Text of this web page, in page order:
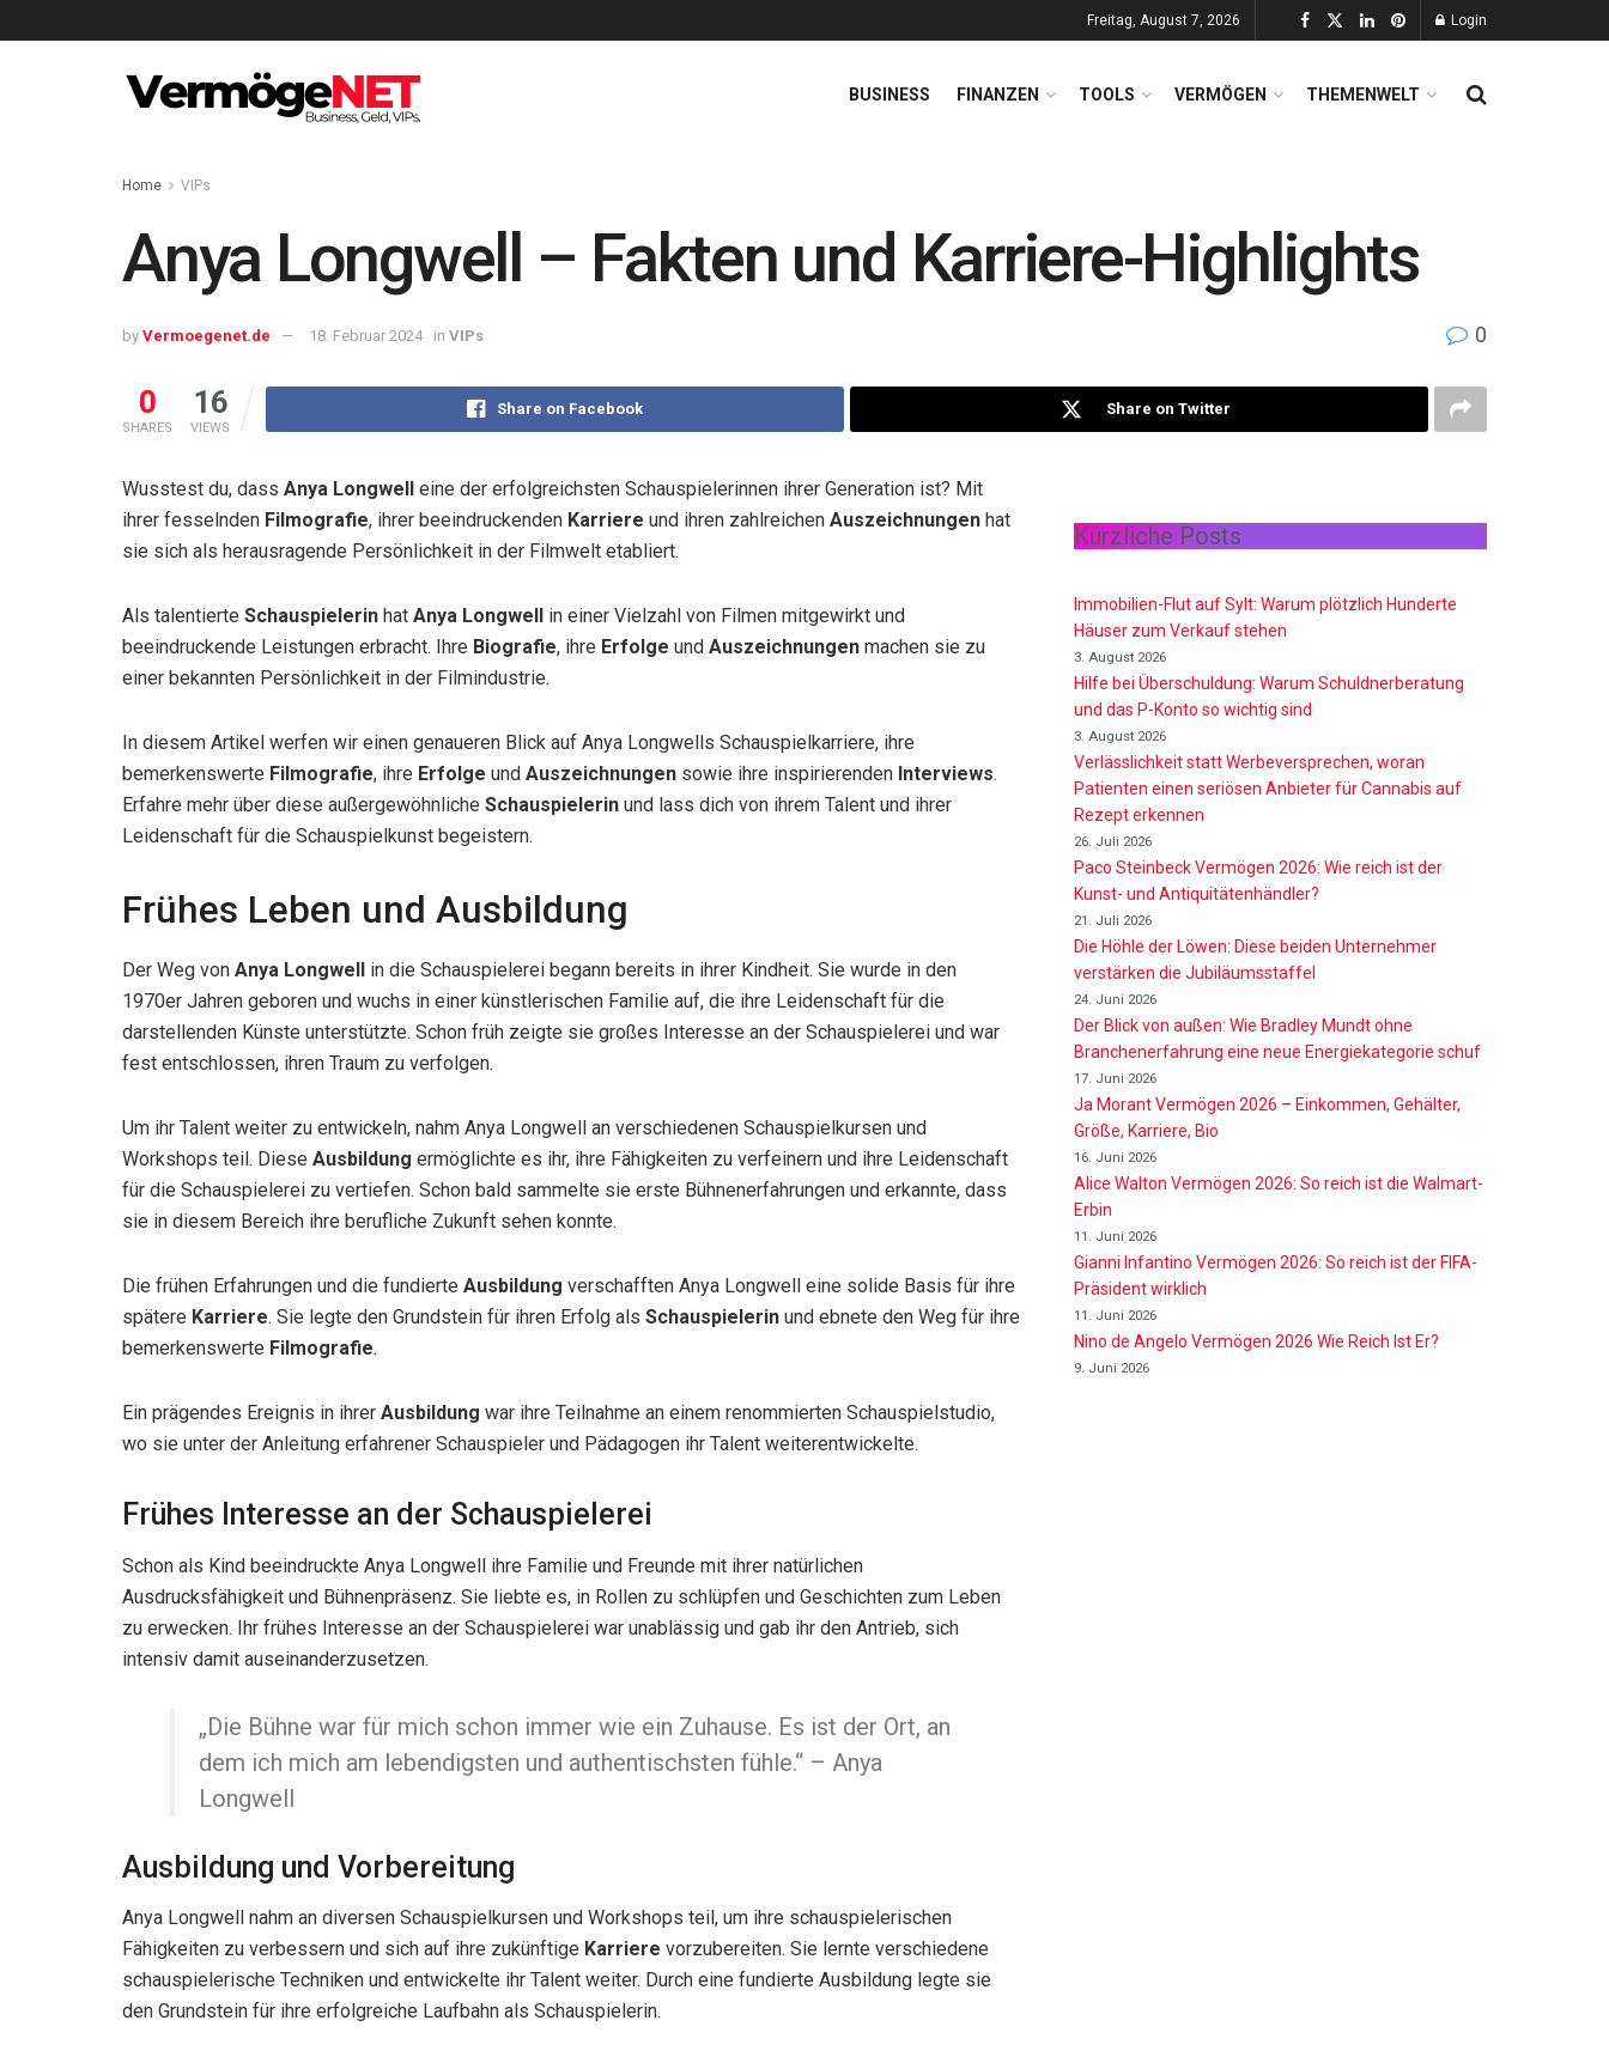
Freitag, August 7, 2026 Login
BUSINESS FINANZEN TOOLS VERMÖGEN THEMENWELT
Home VIPs
Anya Longwell – Fakten und Karriere-Highlights
by Vermoegenet.de 18. Februar 2024 in VIPs 0
0
SHARES
16
VIEWS
Share on Facebook Share on Twitter
Wusstest du, dass Anya Longwell
eine der erfolgreichsten Schauspielerinnen ihrer Generation ist? Mit
ihrer fesselnden Filmografie, ihrer beeindruckenden Karriere und ihren zahlreichen Auszeichnungen hat
sie sich als herausragende Persönlichkeit in der Filmwelt etabliert.
Als talentierte Schauspielerin hat Anya Longwell
in einer Vielzahl von Filmen mitgewirkt und
beeindruckende Leistungen erbracht. Ihre Biografie, ihre Erfolge und Auszeichnungen machen sie zu
einer bekannten Persönlichkeit in der Filmindustrie.
In diesem Artikel werfen wir einen genaueren Blick auf Anya Longwells Schauspielkarriere, ihre
bemerkenswerte Filmografie, ihre Erfolge und Auszeichnungen sowie ihre inspirierenden Interviews.
Erfahre mehr über diese außergewöhnliche Schauspielerin und lass dich von ihrem Talent und ihrer
Leidenschaft für die Schauspielkunst begeistern.
Frühes Leben und Ausbildung
Der Weg von Anya Longwell in die Schauspielerei begann bereits in ihrer Kindheit. Sie wurde in den
1970er Jahren geboren und wuchs in einer künstlerischen Familie auf, die ihre Leidenschaft für die
darstellenden Künste unterstützte. Schon früh zeigte sie großes Interesse an der Schauspielerei und war
fest entschlossen, ihren Traum zu verfolgen.
Um ihr Talent weiter zu entwickeln, nahm Anya Longwell an verschiedenen Schauspielkursen und
Workshops teil. Diese Ausbildung ermöglichte es ihr, ihre Fähigkeiten zu verfeinern und ihre Leidenschaft
für die Schauspielerei zu vertiefen. Schon bald sammelte sie erste Bühnenerfahrungen und erkannte, dass
sie in diesem Bereich ihre berufliche Zukunft sehen konnte.
Die frühen Erfahrungen und die fundierte Ausbildung verschafften Anya Longwell eine solide Basis für ihre
spätere Karriere. Sie legte den Grundstein für ihren Erfolg als Schauspielerin und ebnete den Weg für ihre
bemerkenswerte Filmografie.
Ein prägendes Ereignis in ihrer Ausbildung war ihre Teilnahme an einem renommierten Schauspielstudio,
wo sie unter der Anleitung erfahrener Schauspieler und Pädagogen ihr Talent weiterentwickelte.
Frühes Interesse an der Schauspielerei
Schon als Kind beeindruckte Anya Longwell ihre Familie und Freunde mit ihrer natürlichen
Ausdrucksfähigkeit und Bühnenpräsenz. Sie liebte es, in Rollen zu schlüpfen und Geschichten zum Leben
zu erwecken. Ihr frühes Interesse an der Schauspielerei war unablässig und gab ihr den Antrieb, sich
intensiv damit auseinanderzusetzen.
„Die Bühne war für mich schon immer wie ein Zuhause. Es ist der Ort, an
dem ich mich am lebendigsten und authentischsten fühle.“ – Anya
Longwell
Ausbildung und Vorbereitung
Anya Longwell nahm an diversen Schauspielkursen und Workshops teil, um ihre schauspielerischen
Fähigkeiten zu verbessern und sich auf ihre zukünftige Karriere vorzubereiten. Sie lernte verschiedene
schauspielerische Techniken und entwickelte ihr Talent weiter. Durch eine fundierte Ausbildung legte sie
den Grundstein für ihre erfolgreiche Laufbahn als Schauspielerin.
Kürzliche Posts
Immobilien-Flut auf Sylt: Warum plötzlich Hunderte
Häuser zum Verkauf stehen
3. August 2026
Hilfe bei Überschuldung: Warum Schuldnerberatung
und das P-Konto so wichtig sind
3. August 2026
Verlässlichkeit statt Werbeversprechen, woran
Patienten einen seriösen Anbieter für Cannabis auf
Rezept erkennen
26. Juli 2026
Paco Steinbeck Vermögen 2026: Wie reich ist der
Kunst- und Antiquitätenhändler?
21. Juli 2026
Die Höhle der Löwen: Diese beiden Unternehmer
verstärken die Jubiläumsstaffel
24. Juni 2026
Der Blick von außen: Wie Bradley Mundt ohne
Branchenerfahrung eine neue Energiekategorie schuf
17. Juni 2026
Ja Morant Vermögen 2026 – Einkommen, Gehälter,
Größe, Karriere, Bio
16. Juni 2026
Alice Walton Vermögen 2026: So reich ist die Walmart-
Erbin
11. Juni 2026
Gianni Infantino Vermögen 2026: So reich ist der FIFA-
Präsident wirklich
11. Juni 2026
Nino de Angelo Vermögen 2026 Wie Reich Ist Er?
9. Juni 2026